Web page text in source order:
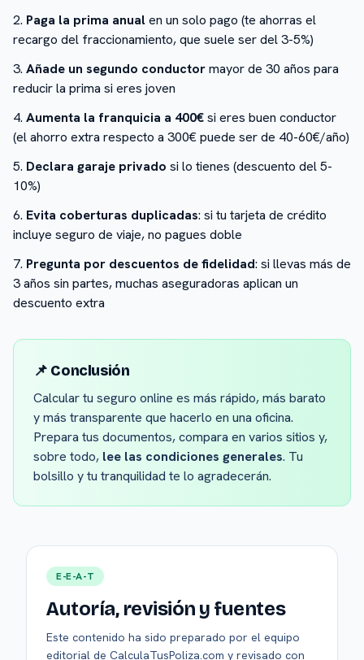
Paga la prima anualen un solo pago (te ahorras el
recargo del fraccionamiento, que suele ser del 3-5%)
Añade un segundo conductormayor de 30 años para
reducir la prima si eres joven
Aumenta la franquicia a 400€si eres buen conductor
(el ahorro extra respecto a 300€ puede ser de 40-60€/año)
Declara garaje privado si lo tienes (descuento del 5-
10%)
Evita coberturas duplicadas: si tu tarjeta de crédito
incluye seguro de viaje, no pagues doble
Pregunta por descuentos de fidelidad: si llevas más de
3 años sin partes, muchas aseguradoras aplican un
descuento extra
📌 Conclusión
Calcular tu seguro online es más rápido, más barato
y más transparente que hacerlo en una oficina.
Prepara tus documentos, compara en varios sitios y,
sobre todo, lee las condiciones generales. Tu
bolsillo y tu tranquilidad te lo agradecerán.
E-E-A-T
Autoría, revisión y fuentes
Este contenido ha sido preparado por el equipo
editorial de CalculaTusPoliza.com y revisado con